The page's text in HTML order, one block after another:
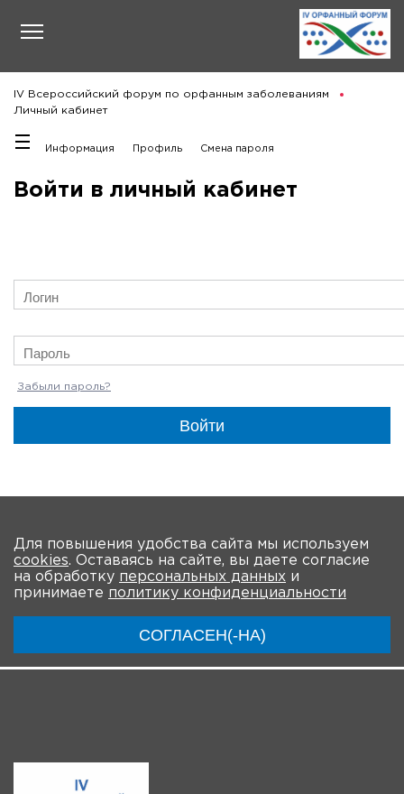
IV Всероссийский форум по орфанным заболеваниям
Личный кабинет
Информация Профиль Смена пароля
Войти в личный кабинет
Забыли пароль?
Войти
Для повышения удобства сайта мы используем
cookies. Оставаясь на сайте, вы даете согласие
на обработку персональных данных и
принимаете политику конфиденциальности
СОГЛАСЕН(-НА)
О мероприятии Новости Общая информация
Регистрация